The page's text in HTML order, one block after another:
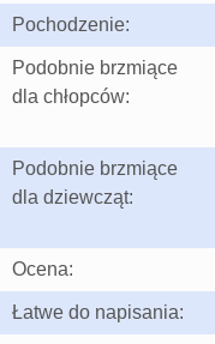
Pochodzenie:
Podobnie brzmiące
dla chłopców:
Podobnie brzmiące
dla dziewcząt:
Ocena:
Łatwe do napisania: